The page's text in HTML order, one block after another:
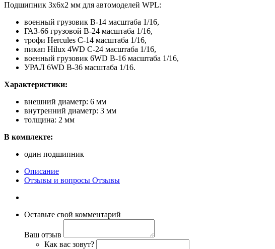
Подшипник 3х6х2 мм для автомоделей WPL:
военный грузовик B-14 масштаба 1/16,
ГАЗ-66 грузовой B-24 масштаба 1/16,
трофи Hercules C-14 масштаба 1/16,
пикап Hilux 4WD C-24 масштаба 1/16,
военный грузовик 6WD B-16 масштаба 1/16,
УРАЛ 6WD B-36 масштаба 1/16.
Характеристики:
внешний диаметр: 6 мм
внутренний диаметр: 3 мм
толщина: 2 мм
В комплекте:
один подшипник
Описание
Отзывы и вопросы Отзывы
Оставьте свой комментарий
Ваш отзыв
Как вас зовут?